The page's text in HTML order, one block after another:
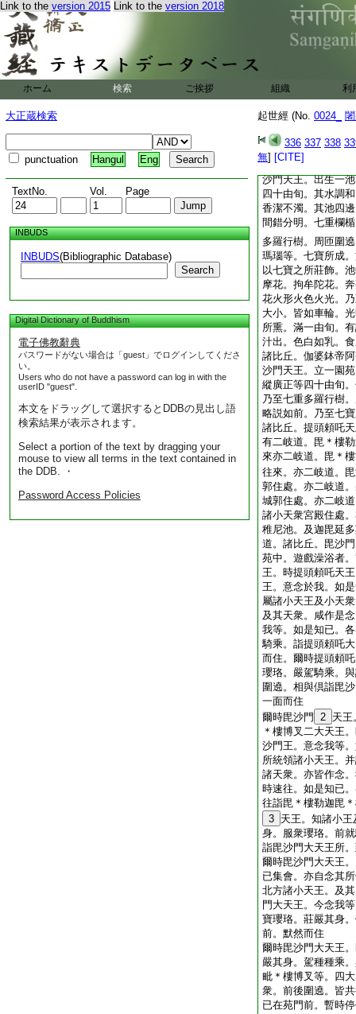
Link to the version 2015 Link to the version 2018
ホーム 検索 ご挨拶 組織 利
大正蔵検索
punctuation Hangul Eng
TextNo. Vol. Page
INBUDS
INBUDS(Bibliographic Database)
Search
Digital Dictionary of Buddhism
電子佛教辭典
パスワードがない場合は「guest」でログインしてくださ
い。
Users who do not have a password can log in with the
userID "guest".
本文をドラッグして選択するとDDBの見出し語
検索結果が表示されます。
Select a portion of the text by dragging your
mouse to view all terms in the text contained in
the DDB. ・
Password Access Policies
起世經 (No. 0024_
336 337 338
無] [CITE]
四萬二千由旬。由
住止之處。三大城
婆。二名伽婆鉢帝
廣六百由旬。七重
已。自餘官屬。及
間或有縱廣正等四
二十。乃至十二由
六由旬。所居亦各
説如前。乃至衆鳥
諸比丘。毘舍羅婆
沙門天王。出生一
四十由旬。其水調
香潔不濁。其池四
間錯分明。七重欄
多羅行樹。周匝圍
瑪瑙等。七寶所成
以七寶之所莊飾。
摩花。拘牟陀花。
花火形火色火光。
大小。皆如車輪。
所熏。滿一由旬。
汁出。色白如乳。
諸比丘。伽婆鉢帝
沙門天王。立一園
縱廣正等四十由旬
乃至七重多羅行樹
略説如前。乃至七
諸比丘。提頭頼吒
有二岐道。毘＊樓
來亦二岐道。毘＊
往來。亦二岐道。
郭住處。亦二岐道
城郭住處。亦二岐
諸小天衆宮殿住處
稚尼池。及迦毘延
道。諸比丘。毘沙
苑中。遊戲澡浴者
王。時提頭頼吒天
王。意念於我。如
屬諸小天王及小天
及其天衆。咸作是
我等。如是知已。
騎乘。詣提頭頼吒
而住。爾時提頭頼
瓔珞。嚴駕騎乘。
圍遶。相與倶詣毘
一面而住
爾時毘沙門
2 天王
＊樓博叉二大天王
沙門王。意念我等
所統領諸小天王。
諸天衆。亦皆作念
時速往。如是知已
往詣毘＊樓勒迦毘
3 天王。知諸小
身。服衆瓔珞。前
詣毘沙門大天王所
爾時毘沙門大天王
已集會。亦自念其
北方諸小天王。及
門大天王。今念我
寶瓔珞。莊嚴其身
前。默然而住
爾時毘沙門大天王
嚴其身。駕種種乘
毗＊樓博叉等。四
衆。前後圍遶。皆
已在苑門前。暫時